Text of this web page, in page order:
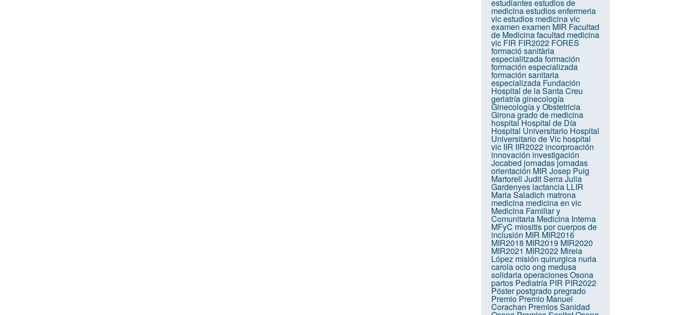
estudiantesestudios de
medicinaestudios enfermeria
vicestudios medicina vic
examen examen MIR Facultad
de Medicinafacultad medicina
vic FIR FIR2022 FORES
formació sanitària
especialitzadaformación
formación especializada
formación sanitaria
especializada Fundación
Hospital de la Santa Creu
geriatríaginecología
Ginecología y Obstetricia
Gironagrado de medicina
hospital Hospital de Día
Hospital Universitario Hospital
Universitario de Vic hospital
vic IIR IIR2022 incorproación
innovación investigación
Jocabed jornadasjornadas
orientación MIR Josep Puig
Martorell Judit SerraJulia
Gardenyes lactancia LLIR
Maria Saladich matrona
medicina medicina en vic
Medicina Familiar y
Comunitaria Medicina Interna
MFyC miositis por cuerpos de
inclusión MIR MIR2016
MIR2018 MIR2019 MIR2020
MIR2021 MIR2022 Mireia
López misión quirurgica nuria
carolaocioong medusa
solidariaoperacionesOsona
partos Pediatría PIR PIR2022
Pósterpostgradopregrado
Premio Premio Manuel
Corachan Premios Sanidad